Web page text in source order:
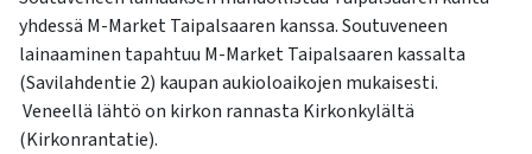
yhdessä M-Market Taipalsaaren kanssa. Soutuveneen
lainaaminen tapahtuu M-Market Taipalsaaren kassalta
(Savilahdentie 2) kaupan aukioloaikojen mukaisesti.
Veneellä lähtö on kirkon rannasta Kirkonkylältä
(Kirkonrantatie).